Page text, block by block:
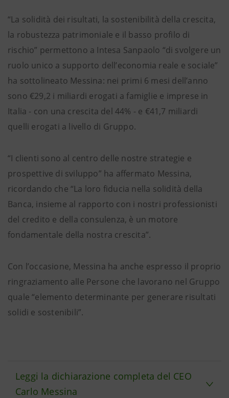
“La solidità dei risultati, la sostenibilità della crescita,
la robustezza patrimoniale e il basso profilo di
rischio” permettono a Intesa Sanpaolo “di svolgere un
ruolo unico a supporto dell’economia reale e sociale”
ha sottolineato Messina: nei primi 6 mesi dell’anno
sono €29,2 i miliardi erogati a famiglie e imprese in
Italia - con una crescita del 44% - e €41,7 miliardi
quelli erogati a livello di Gruppo.
“I clienti sono al centro delle nostre strategie e
prospettive di sviluppo” ha affermato Messina,
ricordando che “La loro fiducia nella solidità della
Banca, insieme al rapporto con i nostri professionisti
del credito e della consulenza, è un motore
fondamentale della nostra crescita”.
Con l’occasione, Messina ha anche espresso il proprio
ringraziamento alle Persone che lavorano nel Gruppo
quale “elemento determinante per generare risultati
solidi e sostenibili”.
Leggi la dichiarazione completa del CEO
Carlo Messina